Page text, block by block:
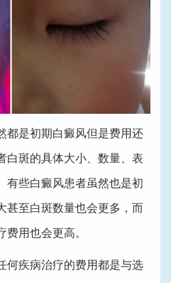
都是初期白癜风但是费用还
白斑的具体大小、数量、表
有些白癜风患者虽然也是初
甚至白斑数量也会更多，而
用也会更高。
何疾病治疗的费用都是与选